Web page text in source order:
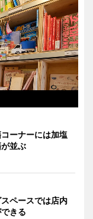
ーナーには加塩
並ぶ
ペースでは店内
きる